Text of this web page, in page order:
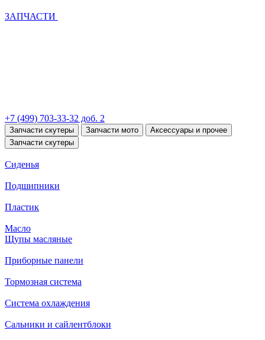
ЗАПЧАСТИ
+7 (499) 703-33-32 доб. 2
Запчасти скутеры Запчасти мото
Аксессуары и прочее
Запчасти скутеры
Сиденья
Подшипники
Пластик
Масло
Щупы масляные
Приборные панели
Тормозная система
Система охлаждения
Сальники и сайлентблоки